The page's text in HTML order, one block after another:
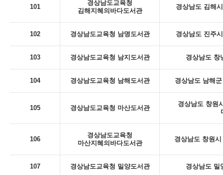
101
경상남도교육청
김해지혜의바다도서관
경상남도 김해
102 경상남도교육청 남명도서관 경상남도 진주
103 경상남도교육청 남지도서관 경상남도 창
104 경상남도교육청 남해도서관 경상남도 남해
105 경상남도교육청 마산도서관
경상남도 창원
106
경상남도교육청
마산지혜의바다도서관
경상남도 창원
107 경상남도교육청 밀양도서관 경상남도 밀